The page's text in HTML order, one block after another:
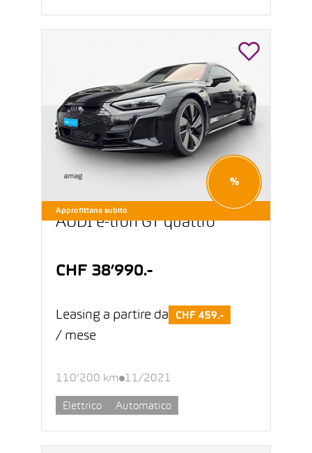
Approfittane subito
%
AUDI e-tron GT quattro
CHF 38’990.-
Leasing a partire da CHF 459.-
/ mese
110’200 km 11/2021
Elettrico Automatico